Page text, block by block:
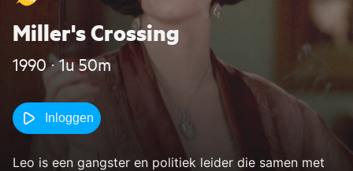
Miller's Crossing
1990 ‧ 1u 50m
Inloggen
Leo is een gangster en politiek leider die samen met